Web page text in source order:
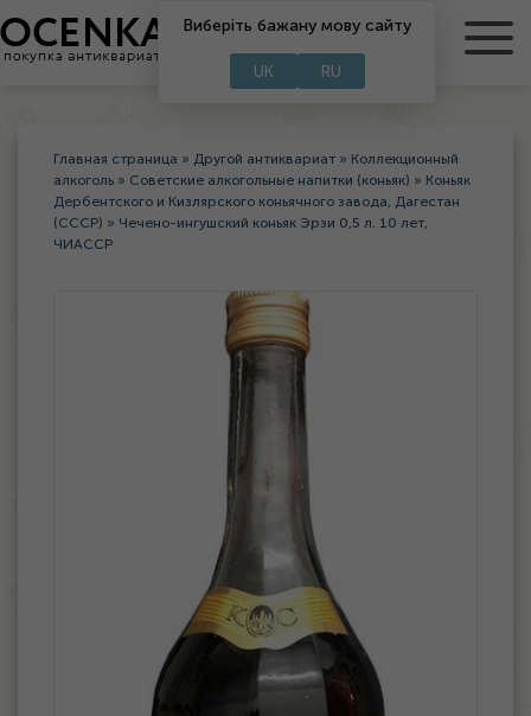
RU
Виберіть бажану мову сайту
UK RU
Главная страница » Другой антиквариат » Коллекционный
алкоголь » Советские алкогольные напитки (коньяк) » Коньяк
Дербентского и Кизлярского коньячного завода, Дагестан
(СССР) » Чечено-ингушский коньяк Эрзи 0,5 л. 10 лет,
ЧИАССР